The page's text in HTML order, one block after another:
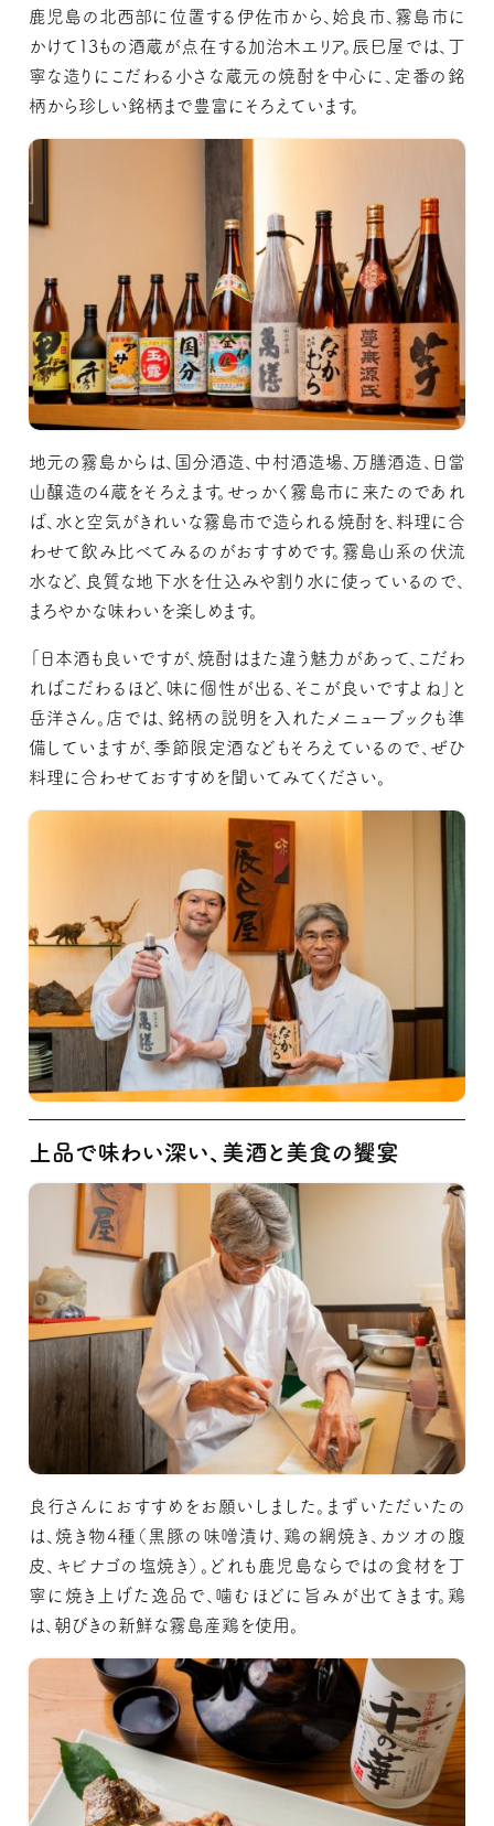
鹿児島の北西部に位置する伊佐市から、姶良市、霧島市に
かけて13もの酒蔵が点在する加治木エリア。辰巳屋では、丁
寧な造りにこだわる小さな蔵元の焼酎を中心に、定番の銘
柄から珍しい銘柄まで豊富にそろえています。
地元の霧島からは、国分酒造、中村酒造場、万膳酒造、日當
山醸造の4蔵をそろえます。せっかく霧島市に来たのであれ
ば、水と空気がきれいな霧島市で造られる焼酎を、料理に合
わせて飲み比べてみるのがおすすめです。霧島山系の伏流
水など、良質な地下水を仕込みや割り水に使っているので、
まろやかな味わいを楽しめます。
「日本酒も良いですが、焼酎はまた違う魅力があって、こだわ
ればこだわるほど、味に個性が出る、そこが良いですよね」と
岳洋さん。店では、銘柄の説明を入れたメニューブックも準
備していますが、季節限定酒などもそろえているので、ぜひ
料理に合わせておすすめを聞いてみてください。
上品で味わい深い、美酒と美食の饗宴
良行さんにおすすめをお願いしました。まずいただいたの
は、焼き物4種（黒豚の味噌漬け、鶏の網焼き、カツオの腹
皮、キビナゴの塩焼き）。どれも鹿児島ならではの食材を丁
寧に焼き上げた逸品で、噛むほどに旨みが出てきます。鶏
は、朝びきの新鮮な霧島産鶏を使用。